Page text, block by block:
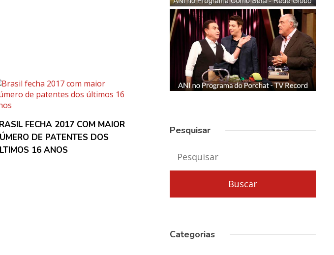
FECHA 2017 COM MAIOR
DE PATENTES DOS
16 ANOS
Pesquisar
Categorias